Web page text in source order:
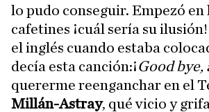
lo pudo conseguir. Empezó en
cafetines ¡cuál sería su
el inglés cuando estaba
decía esta canción:¡Good
quererme reenganchar en el
Millán-Astray, qué vicio y